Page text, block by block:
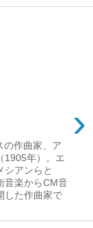
›
作曲家、ア
1905年）。エ
シアンらと
音楽からCM音
した作曲家で